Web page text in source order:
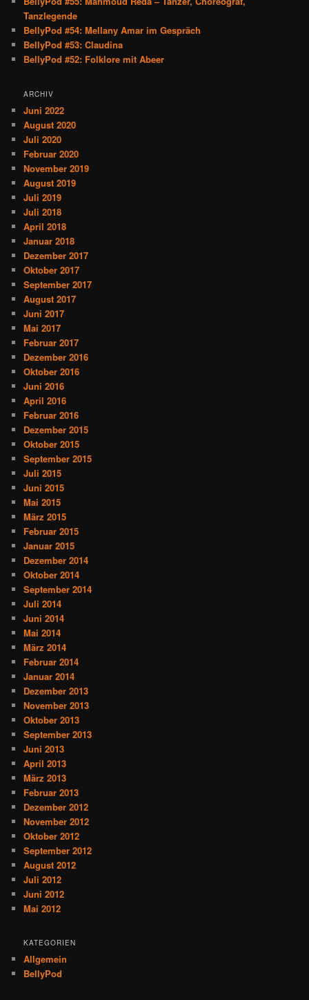
Tanzlegende
BellyPod #54: Mellany Amar im Gespräch
BellyPod #53: Claudina
BellyPod #52: Folklore mit Abeer
ARCHIV
Juni 2022
August 2020
Juli 2020
Februar 2020
November 2019
August 2019
Juli 2019
Juli 2018
April 2018
Januar 2018
Dezember 2017
Oktober 2017
September 2017
August 2017
Juni 2017
Mai 2017
Februar 2017
Dezember 2016
Oktober 2016
Juni 2016
April 2016
Februar 2016
Dezember 2015
Oktober 2015
September 2015
Juli 2015
Juni 2015
Mai 2015
März 2015
Februar 2015
Januar 2015
Dezember 2014
Oktober 2014
September 2014
Juli 2014
Juni 2014
Mai 2014
März 2014
Februar 2014
Januar 2014
Dezember 2013
November 2013
Oktober 2013
September 2013
Juni 2013
April 2013
März 2013
Februar 2013
Dezember 2012
November 2012
Oktober 2012
September 2012
August 2012
Juli 2012
Juni 2012
Mai 2012
KATEGORIEN
Allgemein
BellyPod